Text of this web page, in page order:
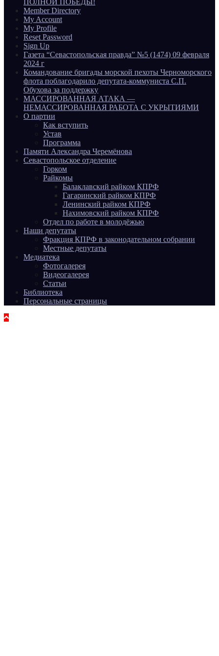
Member Directory
My Account
My Profile
Reset Password
Sign Up
Газета “Севастопольская правда” №5 (1474) 09 февраля
2024 г
Командование бригады морской пехоты Черноморского
флота поблагодарило депутата-коммуниста С.П.
Обухова за поддержку
МАССИРОВАННАЯ АТАКА —
НЕМАССИРОВАННАЯ РАБОТА С УКРЫТИЯМИ
О партии
Как вступить
Устав
Программа
Памяти Александра Черемёнова
Севастопольское отделение
Горком
Райкомы
Балаклавский райком КПРФ
Гагаринский райком КПРФ
Ленинский райком КПРФ
Нахимовский райком КПРФ
Отдел по работе в молодёжью
Наши депутаты
Фракция КПРФ в законодательном собрании
Местные депутаты
Медиатека
Фотогалерея
Видеогалерея
Статьи
Библиотека
Персональные страницы